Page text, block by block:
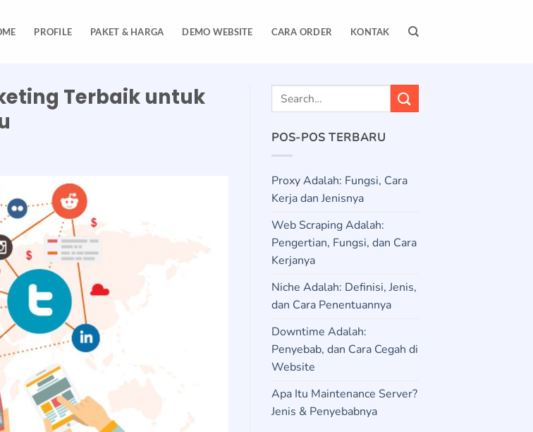
PROFILE PAKET & HARGA DEMO WEBSITE CARA ORDER KONTAK
Terbaik untuk
POS-POS TERBARU
Proxy Adalah: Fungsi, Cara
Kerja dan Jenisnya
Web Scraping Adalah:
Pengertian, Fungsi, dan Cara
Kerjanya
Niche Adalah: Definisi, Jenis,
dan Cara Penentuannya
Downtime Adalah:
Penyebab, dan Cara Cegah di
Website
Apa Itu Maintenance Server?
Jenis & Penyebabnya